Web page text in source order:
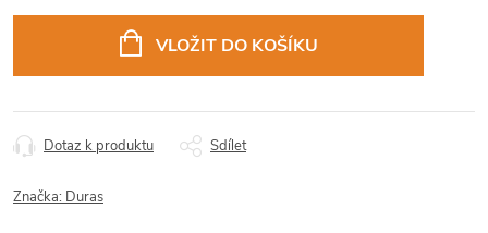
VLOŽIT DO KOŠÍKU
Dotaz k produktu Sdílet
Značka: Duras